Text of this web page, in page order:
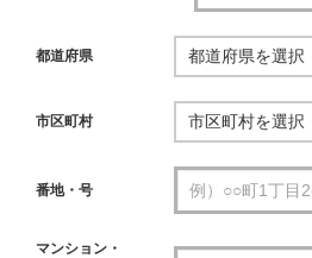
都道府県
市区町村
番地・号
マンション・